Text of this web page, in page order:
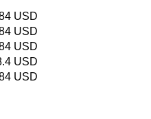
USD
USD
USD
USD
USD